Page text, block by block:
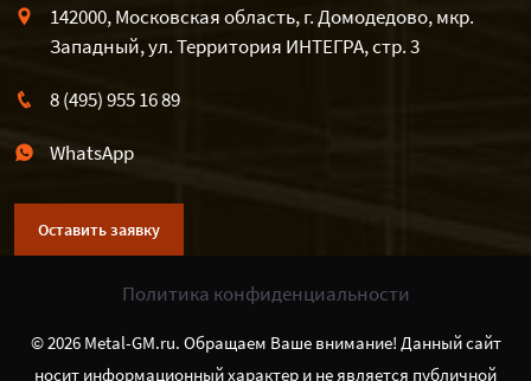
142000, Московская область, г. Домодедово, мкр.
Западный, ул. Территория ИНТЕГРА, стр. 3
8 (495) 955 16 89
WhatsApp
Оставить заявку
Политика конфиденциальности
© 2026 Metal-GM.ru. Обращаем Ваше внимание! Данный сайт
носит информационный характер и не является публичной